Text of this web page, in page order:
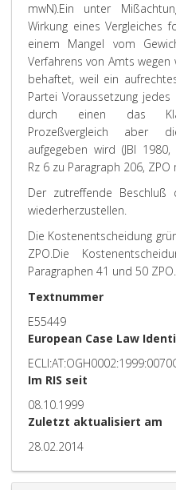
mwN).Ein unter
Wirkung eines Vergleiches
einem Mangel vom
Verfahrens von Amts
behaftet, weil ein
Partei Voraussetzung
durch einen das
Prozeßvergleich aber
aufgegeben wird (JBl
Rz 6 zu Paragraph 206, ZPO
Der zutreffende Beschluß
wiederherzustellen.
Die Kostenentscheidung
ZPO.Die
Paragraphen 41 und 50 ZPO.
Textnummer
E55449
European Case Law
Im RIS seit
08.10.1999
Zuletzt aktualisiert am
28.02.2014